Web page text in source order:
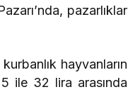
pazarlıklar
hayvanların
ile 32 lira arasında